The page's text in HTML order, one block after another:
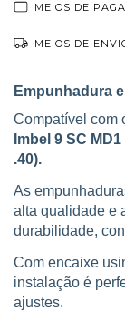
MEIOS DE
MEIOS DE
Empunhadura
Compatível com
Imbel 9 SC
.40).
As
alta qualidade e
durabilidade,
Com encaixe
instalação é
ajustes.